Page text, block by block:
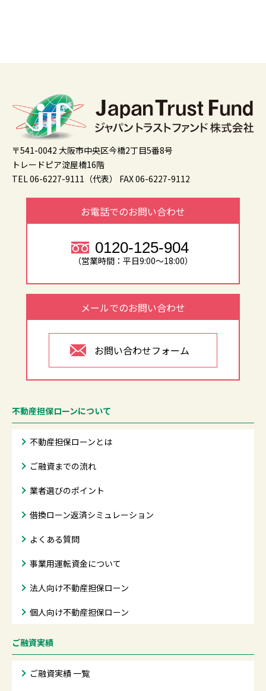
〒541-0042 大阪市中央区今橋2丁目5番8号
トレードピア淀屋橋16階
TEL 06-6227-9111（代表）
FAX 06-6227-9112
お電話でのお問い合わせ
0120-125-904
（営業時間：平日9:00～18:00）
メールでのお問い合わせ
お問い合わせフォーム
不動産担保ローンについて
不動産担保ローンとは
ご融資までの流れ
業者選びのポイント
借換ローン返済シミュレーション
よくある質問
事業用運転資金について
法人向け不動産担保ローン
個人向け不動産担保ローン
ご融資実績
ご融資実績 一覧